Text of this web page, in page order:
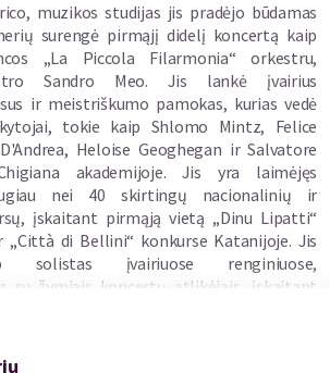
nepamiršite, kuriame susitiks itališka
ir gyva, tikra muzika.
muzikos studijas jis pradėjo būdamas
surengė pirmąjį didelį koncertą kaip
„La Piccola Filarmonia“ orkestru,
Sandro Meo. Jis lankė įvairius
ir meistriškumo pamokas, kurias vedė
tokie kaip Shlomo Mintz, Felice
Heloise Geoghegan ir Salvatore
akademijoje. Jis yra laimėjęs
nei 40 skirtingų nacionalinių ir
įskaitant pirmąją vietą „Dinu Lipatti“
„Città di Bellini“ konkurse Katanijoje. Jis
solistas įvairiuose renginiuose,
su žymiais koncertų atlikėjais, įskaitant
Hintchev, Roberto Prosseda,
Filippo Arlia, Leonardo Colfelice, Luca
Keith Goodman, Ricardas Sviackevičius,